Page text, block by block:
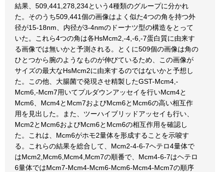
結果、509,441,278,234という4種類のグループに分かれ
た。そのうち509,441個の画像はよく似た4つの角を持つ外
径が15-18nm、内径が3-4nmのドーナツ型の構造をとって
いた。これら4つの角は各HsMcm2,-4,-6,-7蛋白質に由来す
る画像では無いかと予測される。とくに509個の画像は角の
ひとつから腕のようなものが伸びているため、この画像が
サイズの最大なHsMcm2に由来するのではないかと予想し
た。この他、大腸菌で発現させ精製したGST-Mcm4,-
Mcm6,-Mcm7用いてプルダウンアッセイを行いMcm4と
Mcm6、Mcm4とMcm7およびMcm6とMcm6の高い相互作
用を見出した。また、ツーハイブリッドアッセイも行い、
Mcm2とMcm6およびMcm6とMcm6の相互作用を確認し
た。これは、Mcm6がホモ2量体を形成することを示唆す
る。これらの結果を総合して、Mcm2-4-6-7ヘテロ4量体で
はMcm2,Mcm6,Mcm4,Mcm7の順番で、Mcm4-6-7はヘテロ
6量体ではMcm7-Mcm4-Mcm6-Mcm6-Mcm4-Mcm7の順序